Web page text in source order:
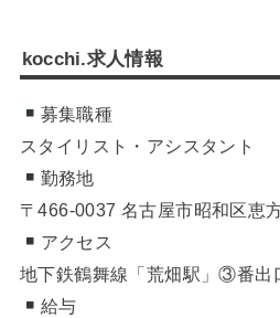
kocchi.求人情報
募集職種
スタイリスト・アシスタント
勤務地
〒466-0037 名古屋市昭和区恵
アクセス
地下鉄鶴舞線「荒畑駅」③番出
給与